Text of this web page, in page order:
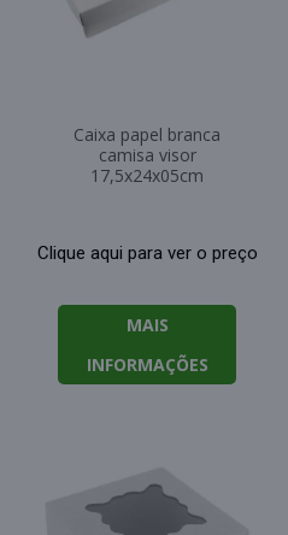
Caixa papel branca
camisa visor
17,5x24x05cm
Clique aqui para ver o preço
MAIS
INFORMAÇÕES